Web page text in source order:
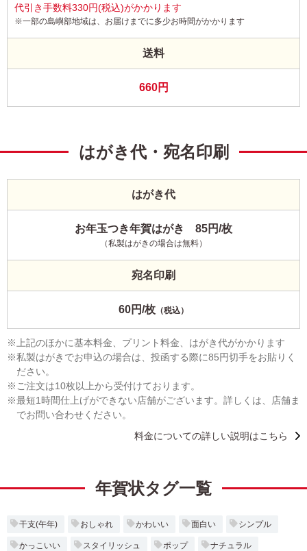
代引き手数料330円(税込)がかかります
※一部の島嶼部地域は、お届けまでに多少お時間がかかります
送料
660円
はがき代・宛名印刷
はがき代
お年玉つき年賀はがき 85円/枚
（私製はがきの場合は無料）
宛名印刷
60円/枚 （税込）
上記のほかに基本料金、プリント料金、はがき代がかかります
私製はがきでお申込の場合は、投函する際に85円切手をお貼りく
ださい。
ご注文は10枚以上から受付けております。
最短1時間仕上げができない店舗がございます。詳しくは、店舗ま
でお問い合わせください。
料金についての詳しい説明はこちら
年賀状タグ一覧
干支(午年) おしゃれ かわいい 面白い シンプル
かっこいい スタイリッシュ ポップ ナチュラル